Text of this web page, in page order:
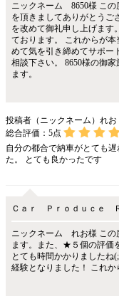
ニックネーム 8650様 この
を頂きましてありがとうご
を改めて御礼申し上げます
ております。 これからが
めて気を引き締めてサポー
相談下さい。 8650様の御
ます。
投稿者（ニックネーム）れお
総合評価： 5点
自分の都合で納車がとても
た。 とても良かったです
Ｃａｒ Ｐｒｏｄｕｃｅ
ニックネーム れお様 この
ます。また、★５個の評価
とても時間かかりましたね
経験となりました！ これか